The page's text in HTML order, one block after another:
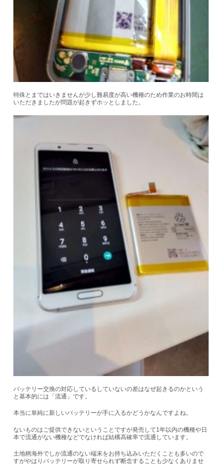
特殊とまではいきませんが少し難易度が高い機種のため作業のお時間は
いただきましたが問題が起きずホッとしました。
バッテリー交換の対応しているしていないの差はなぜ起きるのかという
と基本的には「流通」です。
本当に単純に新しいバッテリーが手に入るかどうかなんですよね。
ないものはご提供できないということですが発売して1年以内の機種や日
本で流通がない機種などでなければ結構高確率で流通しています。
土地柄海外でしか流通のない端末をお持ち込みいただくことも多いので
すがやはりバッテリーが取り寄せられず断念することも少なくありませ